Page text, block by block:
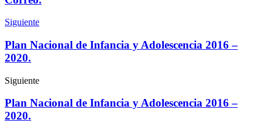
Siguiente
Plan Nacional de Infancia y Adolescencia 2016 –
2020.
Siguiente
Plan Nacional de Infancia y Adolescencia 2016 –
2020.